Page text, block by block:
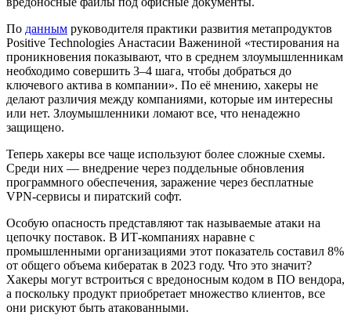
По данным руководителя практики развития метапродуктов
Positive Technologies Анастасии Важениной «тестирования на
проникновения показывают, что в среднем злоумышленникам
необходимо совершить 3–4 шага, чтобы добраться до
ключевого актива в компании». По её мнению, хакеры не
делают различия между компаниями, которые им интересны
или нет. Злоумышленники ломают все, что ненадежно
защищено.
Теперь хакеры все чаще используют более сложные схемы.
Среди них — внедрение через поддельные обновления
программного обеспечения, заражение через бесплатные
VPN-сервисы и пиратский софт.
Особую опасность представляют так называемые атаки на
цепочку поставок. В ИТ-компаниях наравне с
промышленными организациями этот показатель составил 8%
от общего объема кибератак в 2023 году. Что это значит?
Хакеры могут встроиться с вредоносным кодом в ПО вендора,
а поскольку продукт приобретает множество клиентов, все
они рискуют быть атакованными.